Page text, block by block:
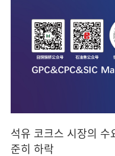
석유 코크스 시장의 수
준히 하락